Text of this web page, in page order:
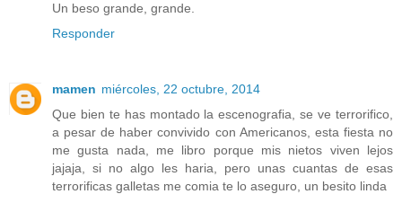
Un beso grande, grande.
Responder
mamen miércoles, 22 octubre, 2014
Que bien te has montado la escenografia, se ve terrorifico,
a pesar de haber convivido con Americanos, esta fiesta no
me gusta nada, me libro porque mis nietos viven lejos
jajaja, si no algo les haria, pero unas cuantas de esas
terrorificas galletas me comia te lo aseguro, un besito linda